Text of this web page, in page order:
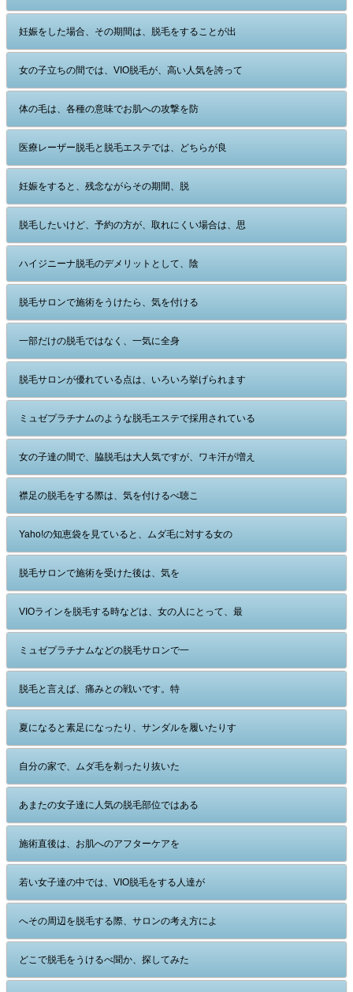
妊娠をした場合、その期間は、脱毛をすることが出
女の子立ちの間では、VIO脱毛が、高い人気を誇って
体の毛は、各種の意味でお肌への攻撃を防
医療レーザー脱毛と脱毛エステでは、どちらが良
妊娠をすると、残念ながらその期間、脱
脱毛したいけど、予約の方が、取れにくい場合は、思
ハイジニーナ脱毛のデメリットとして、陰
脱毛サロンで施術をうけたら、気を付ける
一部だけの脱毛ではなく、一気に全身
脱毛サロンが優れている点は、いろいろ挙げられます
ミュゼプラチナムのような脱毛エステで採用されている
女の子達の間で、脇脱毛は大人気ですが、ワキ汗が増え
襟足の脱毛をする際は、気を付けるべ聴こ
Yaho!の知恵袋を見ていると、ムダ毛に対する女の
脱毛サロンで施術を受けた後は、気を
VIOラインを脱毛する時などは、女の人にとって、最
ミュゼプラチナムなどの脱毛サロンで一
脱毛と言えば、痛みとの戦いです。特
夏になると素足になったり、サンダルを履いたりす
自分の家で、ムダ毛を剃ったり抜いた
あまたの女子達に人気の脱毛部位ではある
施術直後は、お肌へのアフターケアを
若い女子達の中では、VIO脱毛をする人達が
へその周辺を脱毛する際、サロンの考え方によ
どこで脱毛をうけるべ聞か、探してみた